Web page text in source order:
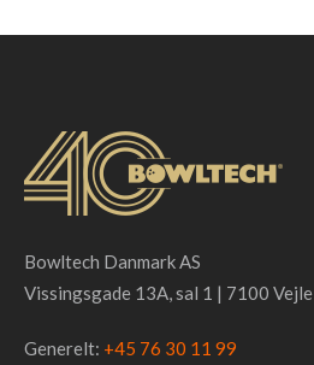
Bowltech Danmark AS
Vissingsgade 13A, sal 1 | 7100 Vejle
Generelt: +45 76 30 11 99